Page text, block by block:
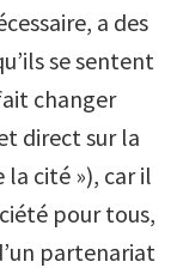
a des
se sentent
changer
direct sur la
la cité »), car il
pour tous,
partenariat